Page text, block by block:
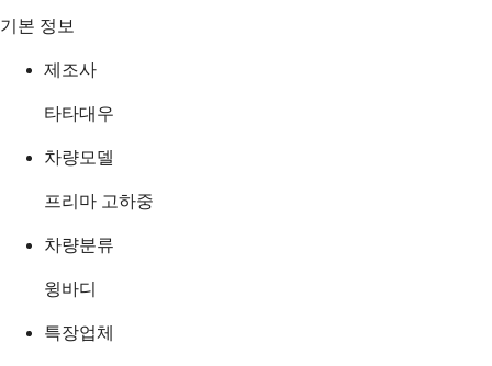
기본 정보
제조사
타타대우
차량모델
프리마 고하중
차량분류
윙바디
특장업체